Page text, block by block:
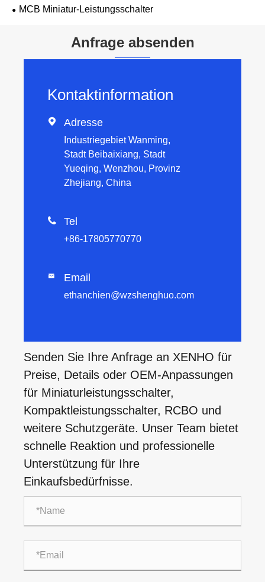
MCB Miniatur-Leistungsschalter
Anfrage absenden
Kontaktinformation
 Adresse
Industriegebiet Wanming,
Stadt Beibaixiang, Stadt
Yueqing, Wenzhou, Provinz
Zhejiang, China
 Tel
+86-17805770770
 Email
ethanchien@wzshenghuo.com
Senden Sie Ihre Anfrage an XENHO für
Preise, Details oder OEM-Anpassungen
für Miniaturleistungsschalter,
Kompaktleistungsschalter, RCBO und
weitere Schutzgeräte. Unser Team bietet
schnelle Reaktion und professionelle
Unterstützung für Ihre
Einkaufsbedürfnisse.